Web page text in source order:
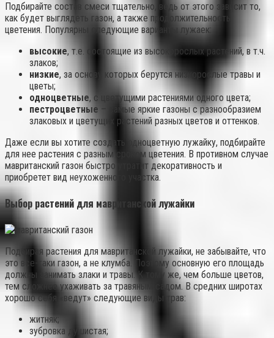
Подбирайте состав смеси тщательно, ведь от этого зависит то,
как будет выглядеть газон, а также продолжительность
цветения. Популярны следующие варианты лужаек:
высокие, т.е. состоящие из высокорослых растений, в т.ч.
злаков;
низкие, за основу которых берутся низкорослые травы и
цветы;
одноцветные, с цветущими растениями одного цвета;
пестроцветные – самые яркие газоны с разнообразием
злаковых и цветущих растений разных цветов и оттенков.
Даже если вы хотите создать одноцветную лужайку, подбирайте
для нее растения с разным сроком цветения. В противном случае
мавританский газон быстро утратит декоративность и
приобретет вид неухоженного участка.
Выбор растений для мавританской лужайки
Подбирая растения для мавританской лужайки, не забывайте, что
это все-таки газон, а не клумба. Поэтому основную его площадь
должны занимать злаки и травы. К тому же, чем больше цветов,
тем сложнее ухаживать за травяным садом. В средних широтах
хорошо себя «ведут» следующие виды трав:
житняк;
зубровка душистая;